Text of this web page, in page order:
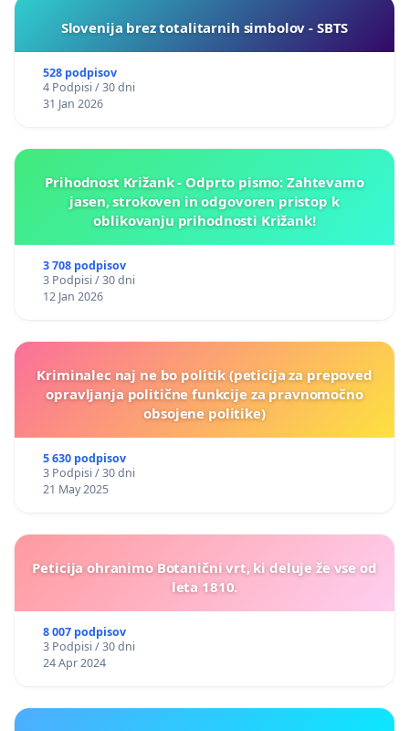
Slovenija brez totalitarnih simbolov - SBTS
528 podpisov
4 Podpisi / 30 dni
31 Jan 2026
Prihodnost Križank - Odprto pismo: Zahtevamo
jasen, strokoven in odgovoren pristop k
oblikovanju prihodnosti Križank!
3 708 podpisov
3 Podpisi / 30 dni
12 Jan 2026
Kriminalec naj ne bo politik (peticija za prepoved
opravljanja politične funkcije za pravnomočno
obsojene politike)
5 630 podpisov
3 Podpisi / 30 dni
21 May 2025
Peticija ohranimo Botanični vrt, ki deluje že vse od
leta 1810.
8 007 podpisov
3 Podpisi / 30 dni
24 Apr 2024